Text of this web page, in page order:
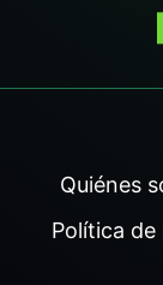
Quiénes
Política